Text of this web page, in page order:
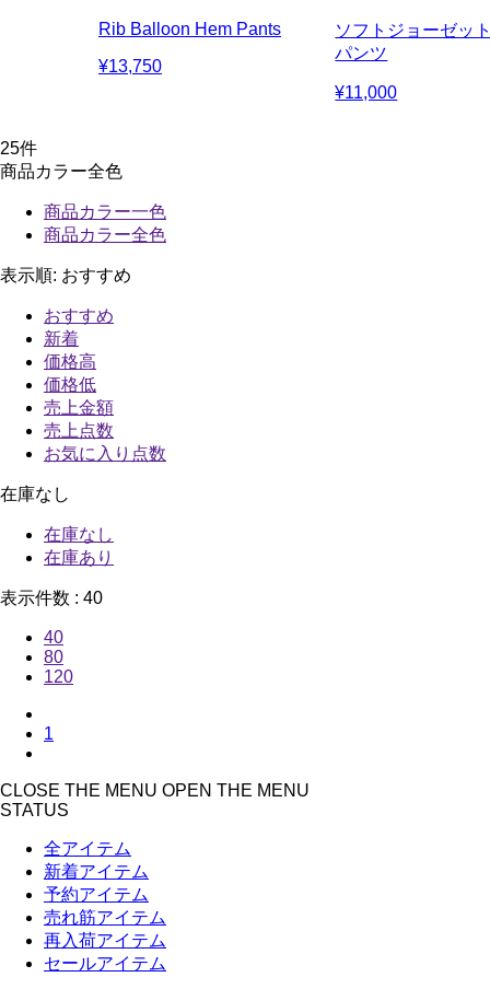
Rib Balloon Hem Pants
¥13,750
ソフトジョーゼッ
パンツ
¥11,000
25件
商品カラー全色
商品カラー一色
商品カラー全色
表示順: おすすめ
おすすめ
新着
価格高
価格低
売上金額
売上点数
お気に入り点数
在庫なし
在庫なし
在庫あり
表示件数 : 40
40
80
120
1
CLOSE THE MENU OPEN THE MENU
STATUS
全アイテム
新着アイテム
予約アイテム
売れ筋アイテム
再入荷アイテム
セールアイテム